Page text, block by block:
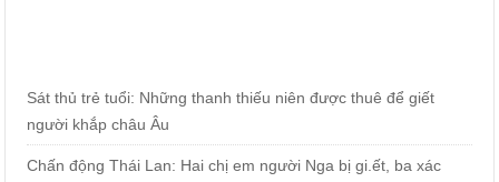
Sát thủ trẻ tuổi: Những thanh thiếu niên được thuê để giết
người khắp châu Âu
Chấn động Thái Lan: Hai chị em người Nga bị gi.ết, ba xác